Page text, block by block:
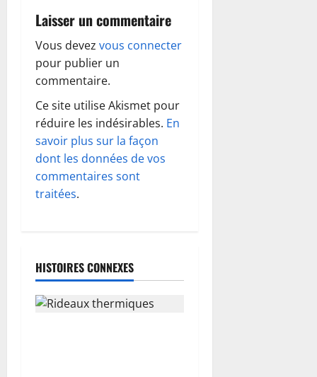
a
t
i
o
n
d
’
r
t
i
Laisser un commentaire
Vous devez vous connecter
pour publier un
commentaire.
Ce site utilise Akismet pour
réduire les indésirables. En
savoir plus sur la façon
dont les données de vos
commentaires sont
traitées.
HISTOIRES CONNEXES